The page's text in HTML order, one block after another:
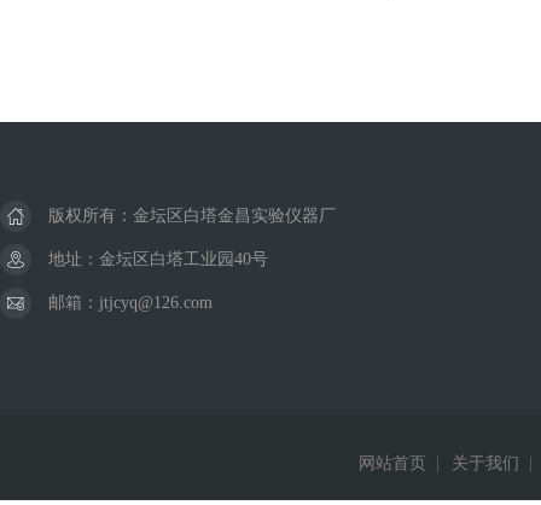
版权所有：金坛区白塔金昌实验仪器厂
地址：金坛区白塔工业园40号
邮箱：jtjcyq@126.com
网站首页 关于我们